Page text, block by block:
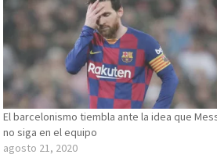
El barcelonismo tiembla ante la idea que
no siga en el equipo
agosto 21, 2020